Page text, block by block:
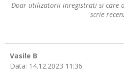
Doar utilizatorii inregistrati si care
scrie
Vasile B
Data: 14.12.2023 11:36